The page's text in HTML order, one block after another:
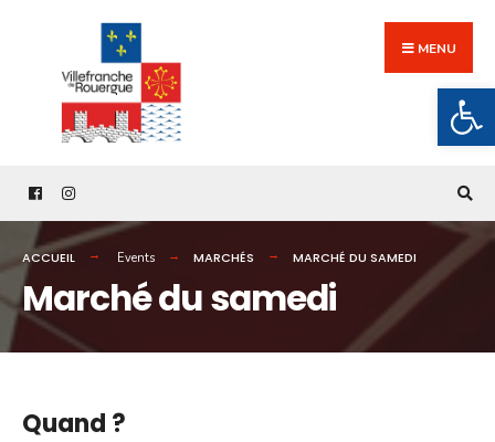
content
MENU
ACCUEIL Events MARCHÉS MARCHÉ DU SAMEDI
Marché du samedi
Quand ?